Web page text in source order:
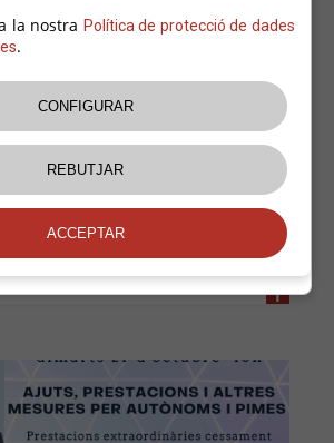
per gestionar l'impacte de
de la perspectiva de
+
la nostra Política de protecció de dades
.